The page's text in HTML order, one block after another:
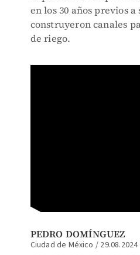
en los 30 años previos
construyeron canales
de riego.
PEDRO DOMÍNGUEZ
Ciudad de México /